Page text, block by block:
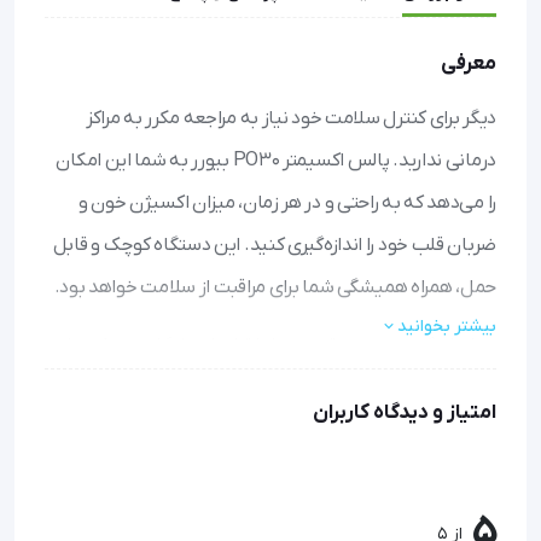
معرفی
دیگر برای کنترل سلامت خود نیاز به مراجعه مکرر به مراکز
درمانی ندارید. پالس اکسیمتر PO30 بیورر به شما این امکان
را می‌دهد که به راحتی و در هر زمان، میزان اکسیژن خون و
ضربان قلب خود را اندازه‌گیری کنید. این دستگاه کوچک و قابل
حمل، همراه همیشگی شما برای مراقبت از سلامت خواهد بود.
مشاهده خواهید کرد.
بیشتر بخوانید
امتیاز و دیدگاه کاربران
از 5